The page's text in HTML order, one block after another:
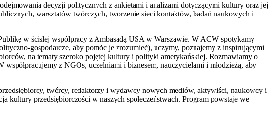
decyzji politycznych z ankietami i analizami dotyczącymi kultury oraz jej
warsztatów twórczych, tworzenie sieci kontaktów, badań naukowych i
w ścisłej współpracy z Ambasadą USA w Warszawie. W ACW spotykamy
gospodarcze, aby pomóc je zrozumieć), uczymy, poznajemy z inspirującymi
na tematy szeroko pojętej kultury i polityki amerykańskiej. Rozmawiamy o
z NGOs, uczelniami i biznesem, nauczycielami i młodzieżą, aby
twórcy, redaktorzy i wydawcy nowych mediów, aktywiści, naukowcy i
przedsiębiorczości w naszych społeczeństwach. Program powstaje we